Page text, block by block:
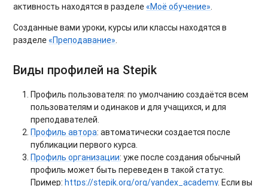
активность находятся в разделе «Моё обучение».
Созданные вами уроки, курсы или классы находятся в
разделе «Преподавание».
Виды профилей на Stepik
Профиль пользователя: по умолчанию создаётся всем
пользователям и одинаков и для учащихся, и для
преподавателей.
Профиль автора: автоматически создается после
публикации первого курса.
Профиль организации: уже после создания обычный
профиль может быть переведен в такой статус.
Пример:https://stepik.org/org/yandex_academy. Если вы